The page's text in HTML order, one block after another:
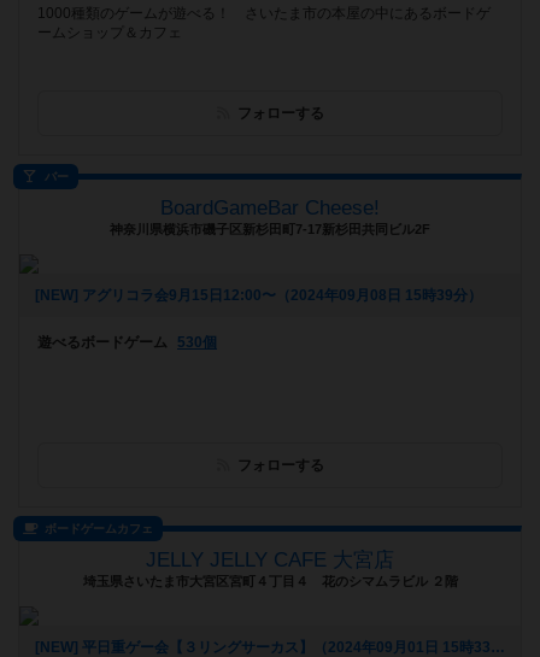
1000種類のゲームが遊べる！ さいたま市の本屋の中にあるボードゲ
ームショップ＆カフェ
フォローする
バー
BoardGameBar Cheese!
神奈川県横浜市磯子区新杉田町7-17新杉田共同ビル2F
[NEW] アグリコラ会9月15日12:00〜（2024年09月08日 15時39分）
遊べるボードゲーム 530個
フォローする
ボードゲームカフェ
JELLY JELLY CAFE 大宮店
埼玉県さいたま市大宮区宮町４丁目４ 花のシマムラビル ２階
[NEW] 平日重ゲー会【３リングサーカス】（2024年09月01日 15時33分）